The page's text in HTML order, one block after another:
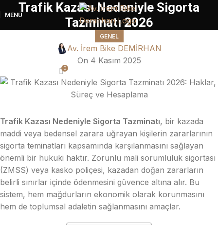
MENÜTrafik Kazası Nedeniyle Sigorta
Tazminatı 2026
GENEL
Av. İrem Bike DEMİRHAN
On 4 Kasım 2025
0
Trafik Kazası Nedeniyle Sigorta Tazminatı, bir kazada
maddi veya bedensel zarara uğrayan kişilerin zararlarının
sigorta teminatları kapsamında karşılanmasını sağlayan
önemli bir hukuki haktır. Zorunlu mali sorumluluk sigortası
(ZMSS) veya kasko poliçesi, kazadan doğan zararların
belirli sınırlar içinde ödenmesini güvence altına alır. Bu
sistem, hem mağdurların ekonomik olarak korunmasını
hem de toplumsal adaletin sağlanmasını amaçlar.